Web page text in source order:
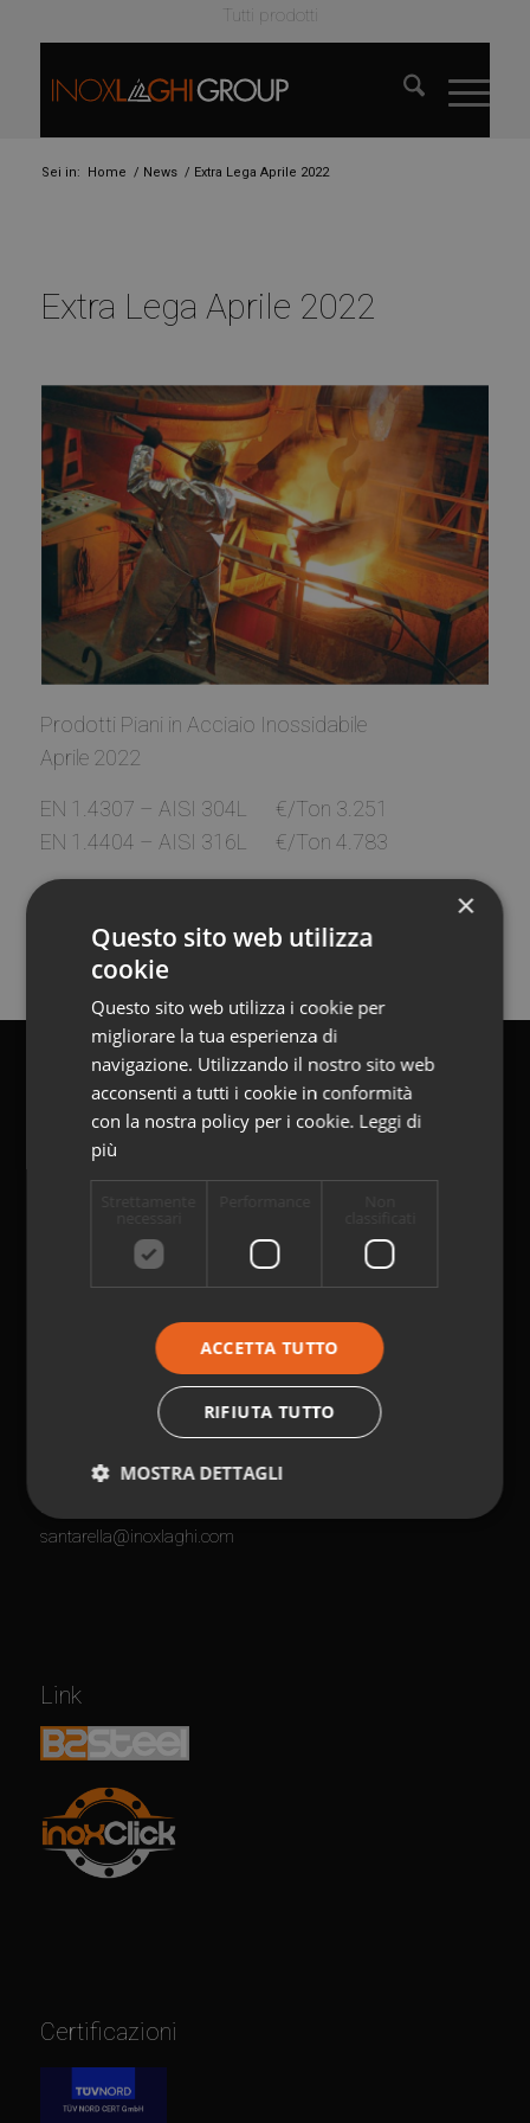
Tutti prodotti
Sei in: Home / News / Extra Lega Aprile 2022
Extra Lega Aprile 2022
Prodotti Piani in Acciaio Inossidabile
Aprile 2022
EN 1.4307 – AISI 304L €/Ton 3.251
EN 1.4404 – AISI 316L €/Ton 4.783
Sede Centrale
Via Molinello, 52
21048 Solbiate Arno VA Italy
info@inoxlaghi.com
21012 Cassano Magnago VA Italy
Ph
santarella@inoxlaghi.com
Link
Certificazioni
×
Questo sito web utilizza
cookie
Questo sito web utilizza i cookie per
migliorare la tua esperienza di
navigazione. Utilizzando il nostro sito web
acconsenti a tutti i cookie in conformità
con la nostra policy per i cookie. Leggi di
più
ACCETTA TUTTO
RIFIUTA TUTTO
MOSTRA DETTAGLI